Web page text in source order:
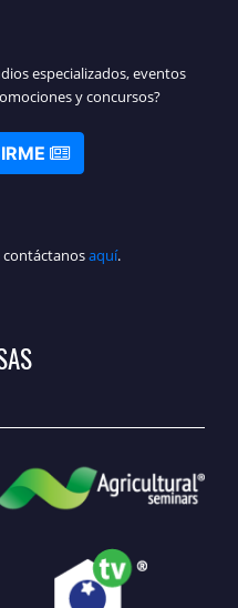
especializados, eventos
y concursos?
contáctanosaquí.